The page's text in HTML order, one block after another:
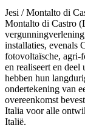
Jesi / Montalto di
Montalto di Castro
installaties, evenals
fotovoltaïsche, agri-
en realiseert en
hebben hun
ondertekening van
overeenkomst
Italia voor alle
Italië.